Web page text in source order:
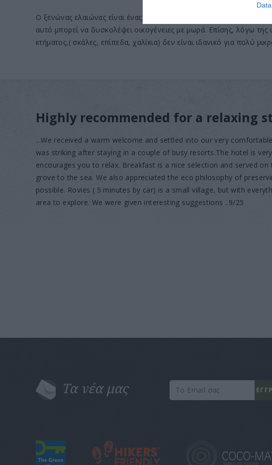
Ο ξενώνας ελαιώνας είναι ένας χώρος χαλάρωσης και ηρεμίας. Τα
αυτό μπορεί να δυσκολέψει οικογένειες με μωρά. Επίσης, λόγω
κτήματος,( σκάλες, επίπεδα, χαλίκια) δεν είναι ιδανικό για πολύ
Highly recommended for a relaxing
...We received a warm welcome and settled into our very
was striking after staying in a couple of busy resorts.The hotel is
encourages you to relax. Breakfast is a nice selection and served
grove to the sea. We also appreciated the eco philosophy of
possible. Rovies ( 5 minutes by car) is a small village, but with
area to explore. We were given interesting suggestions ..9/25
Τα νέα μας